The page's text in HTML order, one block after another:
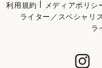
利用規約
メディアポリシ
ライター／スペシャリ
ラ